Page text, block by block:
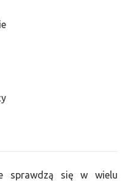
sprawdzą się w wielu